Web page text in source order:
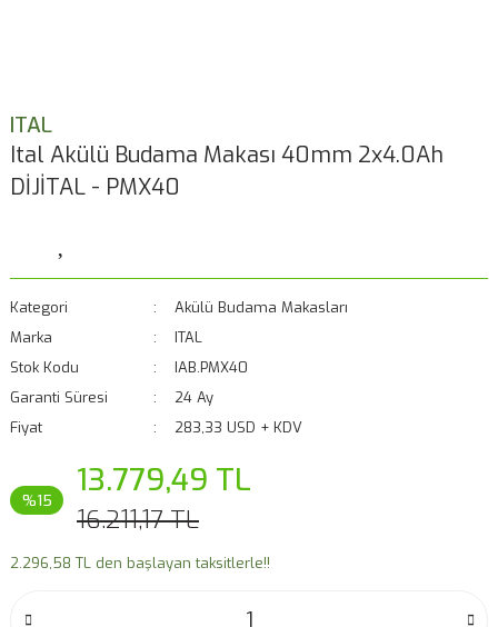
ITAL
Ital Akülü Budama Makası 40mm 2x4.0Ah
DİJİTAL - PMX40
Kategori
Akülü Budama Makasları
Marka
ITAL
Stok Kodu
IAB.PMX40
Garanti Süresi
24 Ay
Fiyat
283,33 USD + KDV
%15 13.779,49 TL
16.211,17 TL
2.296,58 TL den başlayan taksitlerle!!